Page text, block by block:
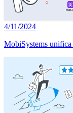
4/11/2024
MobiSystems